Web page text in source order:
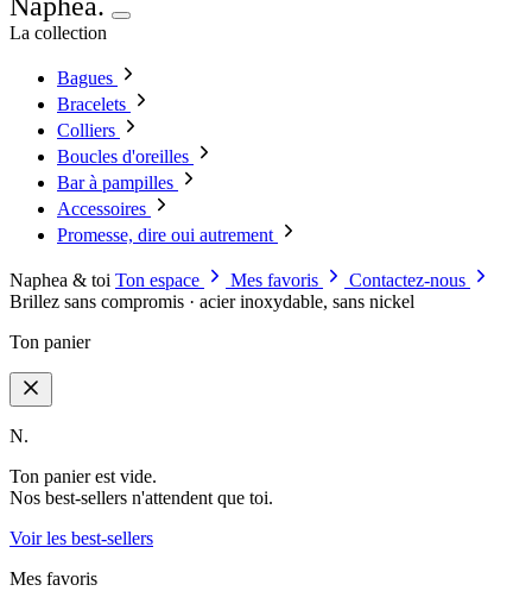
Naphea.
La collection
Bagues
Bracelets
Colliers
Boucles d'oreilles
Bar à pampilles
Accessoires
Promesse, dire oui autrement
Naphea & toi Ton espace Mes favoris
Contactez-nous
Brillez sans compromis · acier inoxydable, sans nickel
Ton panier
N.
Ton panier est vide.
Nos best-sellers n'attendent que toi.
Voir les best-sellers
Mes favoris